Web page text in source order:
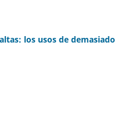
los usos de demasiado